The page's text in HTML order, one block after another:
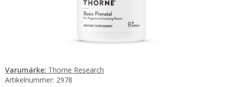
Varumärke: Thorne Research
Artikelnummer: 2978